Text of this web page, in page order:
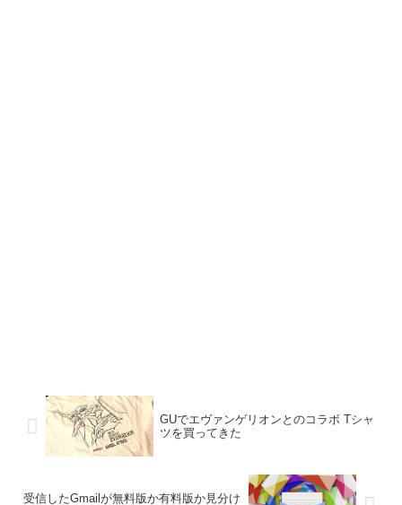
GUでエヴァンゲリオンとのコラボ Tシャ
ツを買ってきた
受信したGmailが無料版か有料版か見分け